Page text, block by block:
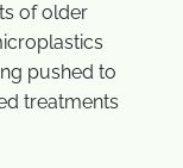
of older
pushed to
treatments